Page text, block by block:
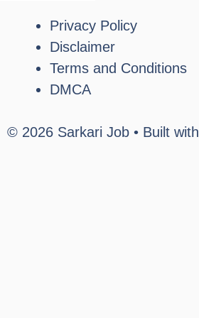
Privacy Policy
Disclaimer
Terms and Conditions
DMCA
© 2026 Sarkari Job • Built with